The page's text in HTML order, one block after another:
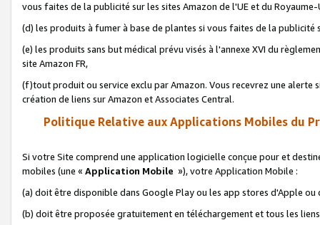
vous faites de la publicité sur les sites Amazon de l'UE et du Royaume-
(d) les produits à fumer à base de plantes si vous faites de la publicité
(e) les produits sans but médical prévu visés à l'annexe XVI du
site Amazon FR,
(f)tout produit ou service exclu par Amazon. Vous recevrez une alerte
création de liens sur Amazon et Associates Central.
Politique Relative aux Applications Mobiles du
Si votre Site comprend une application logicielle conçue pour et
mobiles (une « Application Mobile »), votre Application Mobile :
(a) doit être disponible dans Google Play ou les app stores d'Apple ou
(b) doit être proposée gratuitement en téléchargement et tous les